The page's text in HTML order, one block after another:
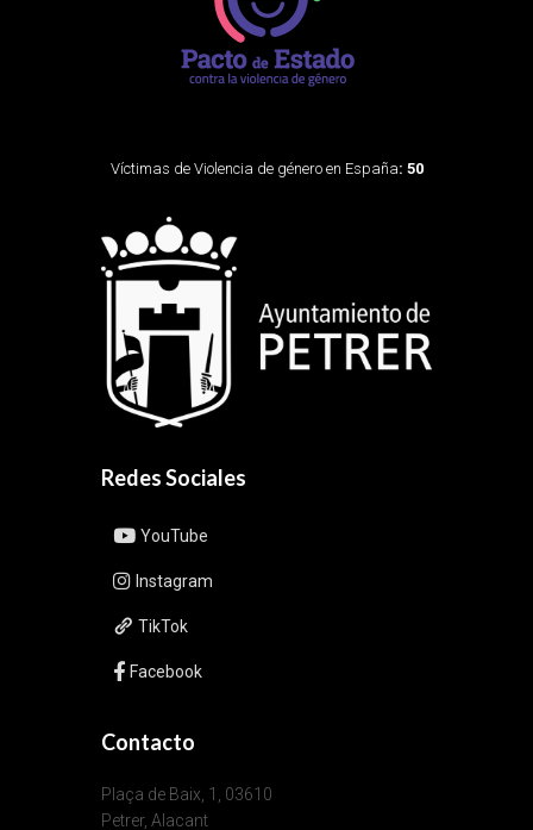
Víctimas de Violencia de género en España: 50
Redes Sociales
YouTube
Instagram
TikTok
Facebook
Contacto
Plaça de Baix, 1, 03610
Petrer, Alacant